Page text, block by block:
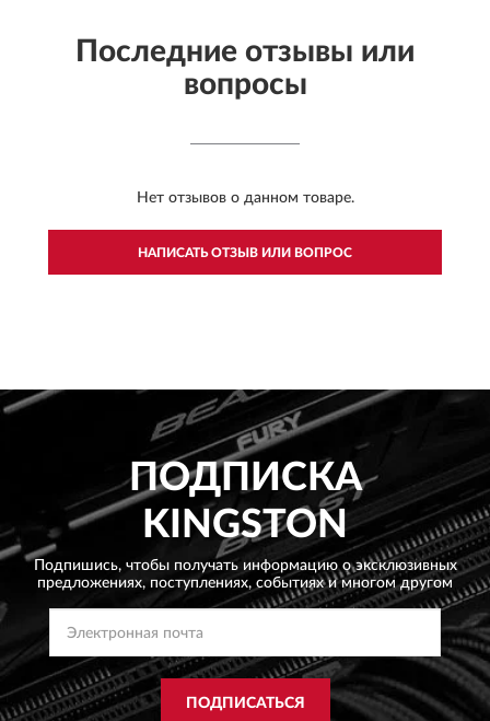
Последние отзывы или
вопросы
Нет отзывов о данном товаре.
НАПИСАТЬ ОТЗЫВ ИЛИ ВОПРОС
ПОДПИСКА
KINGSTON
Подпишись, чтобы получать информацию о эксклюзивных
предложениях, поступлениях, событиях и многом другом
ПОДПИСАТЬСЯ